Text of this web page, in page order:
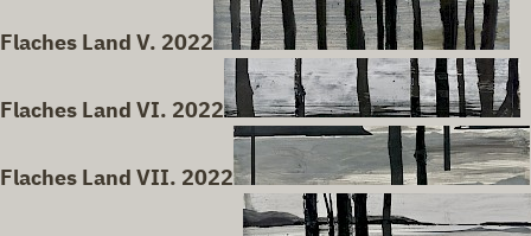
Flaches Land V. 2022
Flaches Land VI. 2022
Flaches Land VII. 2022